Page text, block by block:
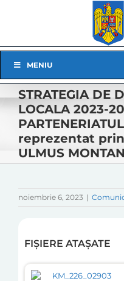
Navigation
MENIU
STRATEGIA DE
LOCALA 2023-
reprezentat
ULMUS
noiembrie 6, 2023 |
FIȘIERE ATAȘATE
KM_226_02903